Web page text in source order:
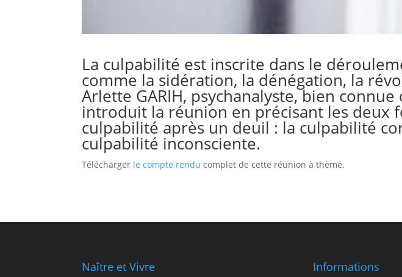
La culpabilité est inscrite dans le
comme la sidération, la dénégation, la
Arlette GARIH, psychanalyste, bien connue
introduit la réunion en précisant les deux
culpabilité après un deuil : la culpabilité
culpabilité inconsciente.
Télécharger le compte rendu complet de cette réunion à thème.
Naître et Vivre Informations